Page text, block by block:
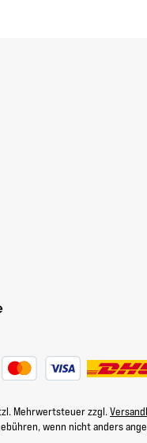
Mehrwertsteuer zzgl.
wenn nicht anders